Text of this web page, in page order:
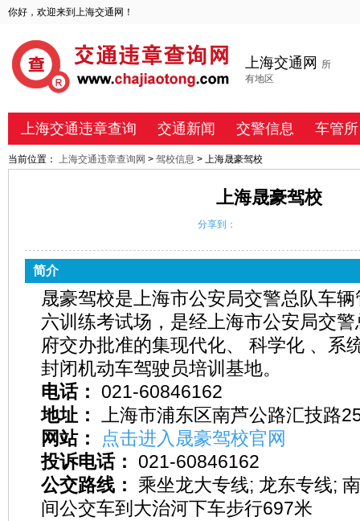
你好，欢迎来到上海交通网！
上海交通网
所
有地区
上海交通违章查询 交通新闻 交警信息 车管所
当前位置： 上海交通违章查询网 > 驾校信息 > 上海晟豪驾校
上海晟豪驾校
分享到：
简介
晟豪驾校是上海市公安局交警总队车
六训练考试场，是经上海市公安局交
府交办批准的集现代化、 科学化 、系
封闭机动车驾驶员培训基地。
电话： 021-60846162
地址： 上海市浦东区南芦公路汇技路
网站：
点击进入晟豪驾校官网
投诉电话： 021-60846162
公交路线： 乘坐龙大专线; 龙东专线;
间公交车到大治河下车步行697米